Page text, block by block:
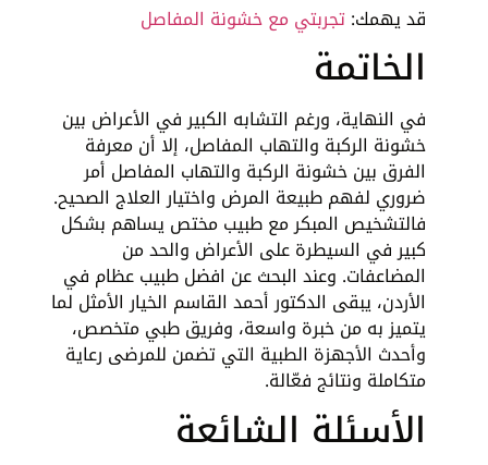
قد يهمك:تجربتي مع خشونة المفاصل
الخاتمة
في النهاية، ورغم التشابه الكبير في الأعراض بين
خشونة الركبة والتهاب المفاصل، إلا أن معرفة
الفرق بين خشونة الركبة والتهاب المفاصل أمر
ضروري لفهم طبيعة المرض واختيار العلاج الصحيح.
فالتشخيص المبكر مع طبيب مختص يساهم بشكل
كبير في السيطرة على الأعراض والحد من
المضاعفات. وعند البحث عن افضل طبيب عظام في
الأردن، يبقى الدكتور أحمد القاسم الخيار الأمثل لما
يتميز به من خبرة واسعة، وفريق طبي متخصص،
وأحدث الأجهزة الطبية التي تضمن للمرضى رعاية
متكاملة ونتائج فعّالة.
الأسئلة الشائعة